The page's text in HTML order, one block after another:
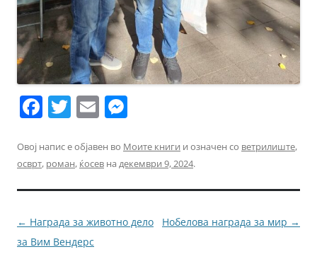
F
c
e
b
o
o
T
itt
er
E
ai
l
ss
e
n
g
Овој напис е објавен во Моите книги и означен со ветрилиште,
осврт, роман, ќосев на декември 9, 2024.
Навигација
за
← Награда за животно дело
за Вим Вендерс
Нобелова награда за мир →